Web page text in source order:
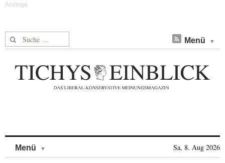
Suche nach: Menü
Menü Sa, 8. Aug 2026